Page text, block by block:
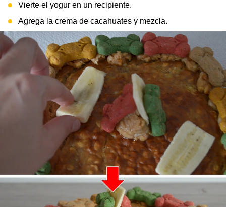
Vierte el yogur en un recipiente.
Agrega la crema de cacahuates y mezcla.